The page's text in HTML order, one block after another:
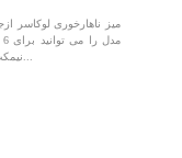
میز ناهارخوری لوکاسر